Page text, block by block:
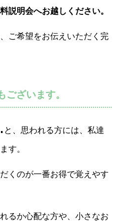
説明会へお越しください。
ご希望をお伝えいただく完
ざいます。
と、思われる方には、私達
す。
くのが一番お得で覚えやす
るか心配な方や、小さなお